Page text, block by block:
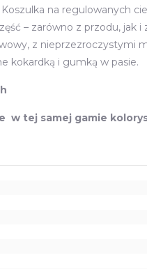
na regulowanych
– zarówno z przodu, jak i
z nieprzezroczystymi
kokardką i gumką w pasie.
w tej samej gamie